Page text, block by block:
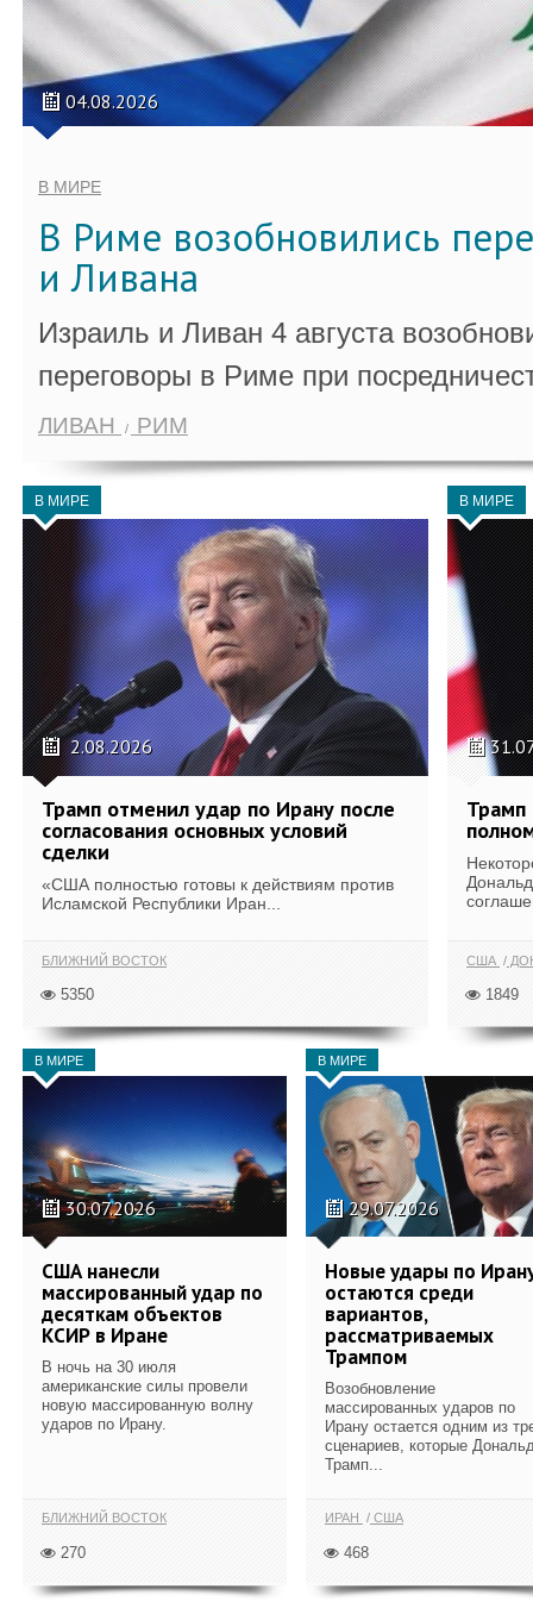
04.08.2026
В МИРЕ
В Риме возобновились
и Ливана
Израиль и Ливан 4 августа
переговоры в Риме при
ЛИВАН РИМ
В МИРЕ
2.08.2026
Трамп отменил удар по Ирану после
согласования основных условий
сделки
«США полностью готовы к действиям против
Исламской Республики Иран...
БЛИЖНИЙ ВОСТОК
5350
В МИРЕ
Трамп
США
1849
В МИРЕ
30.07.2026
США нанесли
массированный удар по
десяткам объектов
КСИР в Иране
В ночь на 30 июля
американские силы провели
новую массированную волну
ударов по Ирану.
БЛИЖНИЙ ВОСТОК
270
В МИРЕ
29.07.2026
Новые удары по
остаются среди
вариантов,
рассматриваемых
Трампом
Возобновление
массированных ударов по
Ирану остается одним из
сценариев, которые
Трамп...
ИРАН США
468